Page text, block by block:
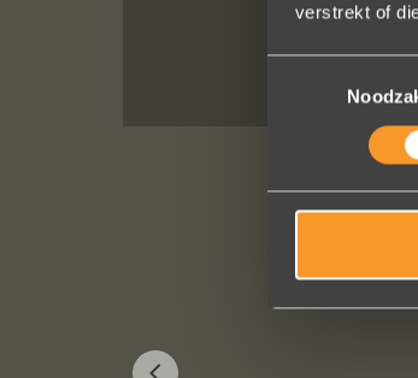
verstrekt of